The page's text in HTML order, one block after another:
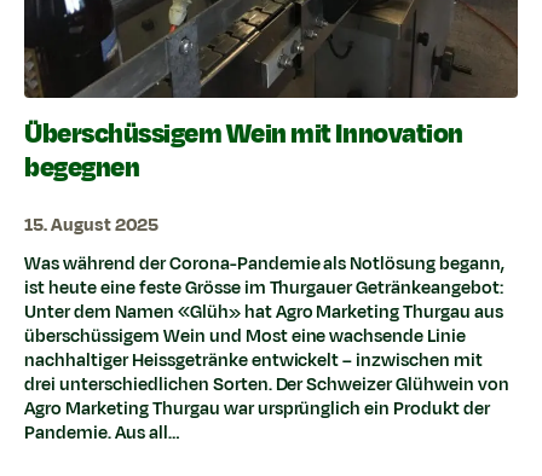
Überschüssigem Wein mit Innovation
begegnen
15. August 2025
Was während der Corona-Pandemie als Notlösung begann,
ist heute eine feste Grösse im Thurgauer Getränkeangebot:
Unter dem Namen «Glüh» hat Agro Marketing Thurgau aus
überschüssigem Wein und Most eine wachsende Linie
nachhaltiger Heissgetränke entwickelt – inzwischen mit
drei unterschiedlichen Sorten. Der Schweizer Glühwein von
Agro Marketing Thurgau war ursprünglich ein Produkt der
Pandemie. Aus all…